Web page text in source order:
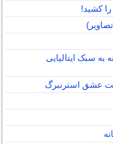
کشید!
سبک ایتالیایی
عشق استرنبرگ